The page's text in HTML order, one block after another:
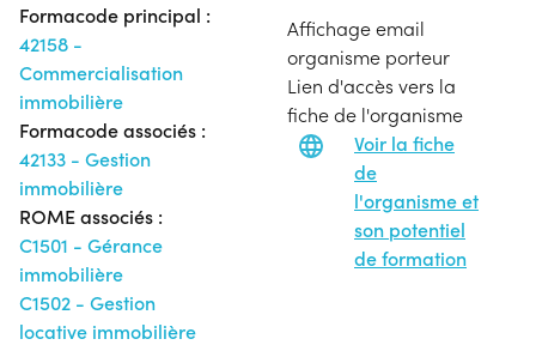
Formacode principal :
42158 -
Commercialisation
immobilière
Formacode associés :
42133 - Gestion
immobilière
ROME associés :
C1501 - Gérance
immobilière
C1502 - Gestion
locative immobilière
Affichage email
organisme porteur
Lien d'accès vers la
fiche de l'organisme
Voir la fiche
de
l'organisme et
son potentiel
de formation